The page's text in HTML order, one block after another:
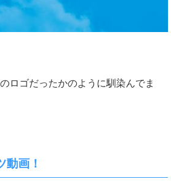
ロゴだったかのように馴染んでま
動画！